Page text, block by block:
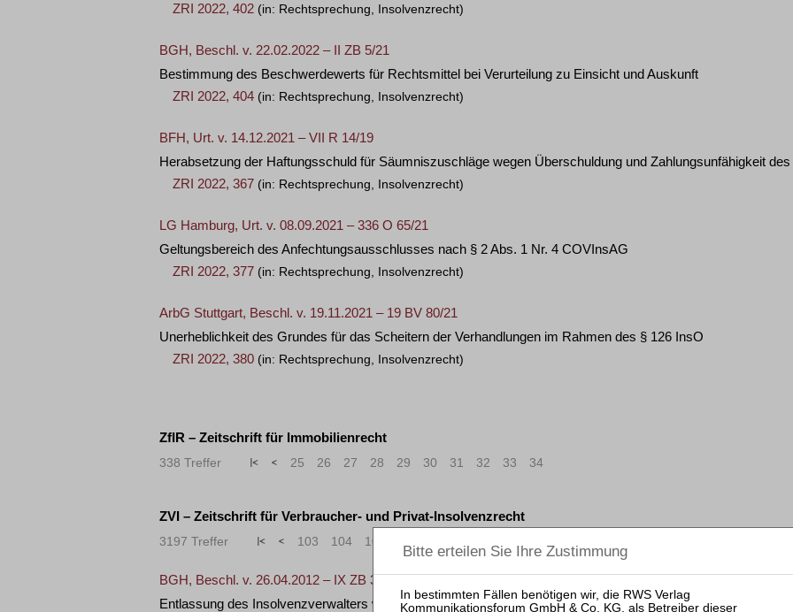
ZRI 2022, 402 (in: Rechtsprechung, Insolvenzrecht)
BGH, Beschl. v. 22.02.2022 – II ZB 5/21
Bestimmung des Beschwerdewerts für Rechtsmittel bei Verurteilung zu Einsicht und Auskunft
ZRI 2022, 404 (in: Rechtsprechung, Insolvenzrecht)
BFH, Urt. v. 14.12.2021 – VII R 14/19
Herabsetzung der Haftungsschuld für Säumniszuschläge wegen Überschuldung und Zahlungsunfähigkeit
ZRI 2022, 367 (in: Rechtsprechung, Insolvenzrecht)
LG Hamburg, Urt. v. 08.09.2021 – 336 O 65/21
Geltungsbereich des Anfechtungsausschlusses nach § 2 Abs. 1 Nr. 4 COVInsAG
ZRI 2022, 377 (in: Rechtsprechung, Insolvenzrecht)
ArbG Stuttgart, Beschl. v. 19.11.2021 – 19 BV 80/21
Unerheblichkeit des Grundes für das Scheitern der Verhandlungen im Rahmen des § 126 InsO
ZRI 2022, 380 (in: Rechtsprechung, Insolvenzrecht)
ZfIR – Zeitschrift für Immobilienrecht
338 Treffer « < 25 26 27 28 29 30 31 32 33 34
ZVI – Zeitschrift für Verbraucher- und Privat-Insolvenzrecht
3197 Treffer « < 103 104 105
BGH, Beschl. v. 26.04.2012 – IX ZB 31/11
Entlassung des Insolvenzverwalters wegen Beauftragung eines von ihm selbst geleiteten Drittunternehmens